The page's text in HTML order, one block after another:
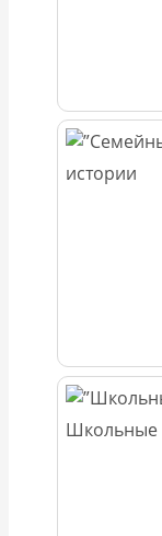
истории
Школьные